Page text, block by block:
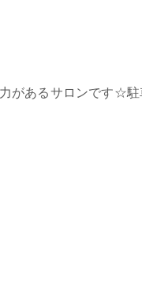
があるサロンです☆駐